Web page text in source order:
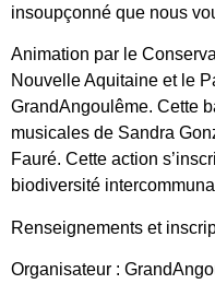
insoupçonné que nous
Animation par le
Nouvelle Aquitaine et le
GrandAngoulême. Cette
musicales de Sandra
Fauré. Cette action
biodiversité
Renseignements et
Organisateur :